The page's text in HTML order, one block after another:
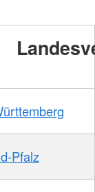
Pfalz
GmbH